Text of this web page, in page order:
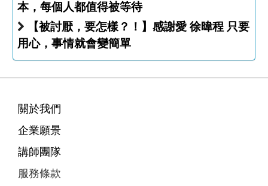
本，每個人都值得被等待
【被討厭，要怎樣？！】感謝愛 徐暐程 只要
用心，事情就會變簡單
關於我們
企業願景
講師團隊
服務條款